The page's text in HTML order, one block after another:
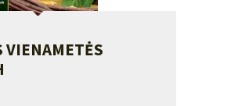
VIENAMETĖS